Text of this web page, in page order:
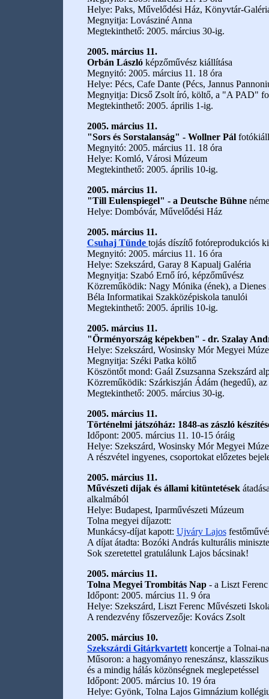
Helye: Paks, Művelődési Ház, Könyvtár-
Megnyitja: Lovásziné Anna
Megtekinthető: 2005. március 30-ig.
2005. március 11.
Orbán Lászlóképzőművész kiállítása
Megnyitó: 2005. március 11. 18 óra
Helye: Pécs, Cafe Dante (Pécs, Jannus
Megnyitja: Dicső Zsolt író, költő, a "A PAD"
Megtekinthető: 2005. április 1-ig.
2005. március 11.
"Sors és Sorstalanság" - Wollner Pál
Megnyitó: 2005. március 11. 18 óra
Helye: Komló, Városi Múzeum
Megtekinthető: 2005. április 10-ig.
2005. március 11.
"Till Eulenspiegel" - a Deutsche Bühne
Helye: Dombóvár, Művelődési Ház
2005. március 11.
Csuhaj Tünde tojás díszítő fotóreprodukciós
Megnyitó: 2005. március 11. 16 óra
Helye: Szekszárd, Garay 8 Kapualj Galéria
Megnyitja: Szabó Ernő író, képzőművész
Közreműködik: Nagy Mónika (ének), a
Béla Informatikai Szakközépiskola tanulói
Megtekinthető: 2005. április 10-ig.
2005. március 11.
"Örményország képekben" - dr. Szalay
Helye: Szekszárd, Wosinsky Mór Megyei
Megnyitja: Széki Patka költő
Köszöntőt mond: Gaál Zsuzsanna Szekszárd
Közreműködik: Szárkiszján Ádám (hegedű),
Megtekinthető: 2005. március 30-ig.
2005. március 11.
Történelmi játszóház: 1848-as zászló
Időpont: 2005. március 11. 10-15 óráig
Helye: Szekszárd, Wosinsky Mór Megyei
A részvétel ingyenes, csoportokat előzetes
2005. március 11.
Művészeti díjak és állami kitüntetések
alkalmából
Helye: Budapest, Iparművészeti Múzeum
Tolna megyei díjazott:
Munkácsy-díjat kapott: Ujváry Lajos
A díjat átadta: Bozóki András kulturális
Sok szeretettel gratulálunk Lajos bácsinak!
2005. március 11.
Tolna Megyei Trombitás Nap- a Liszt Ferenc
Időpont: 2005. március 11. 9 óra
Helye: Szekszárd, Liszt Ferenc Művészeti
A rendezvény főszervezője: Kovács Zsolt
2005. március 10.
Szekszárdi Gitárkvartettkoncertje a Tolnai-
Műsoron: a hagyományo reneszánsz,
és a mindig hálás közönségnek meglepetéssel
Időpont: 2005. március 10. 19 óra
Helye: Gyönk, Tolna Lajos Gimnázium